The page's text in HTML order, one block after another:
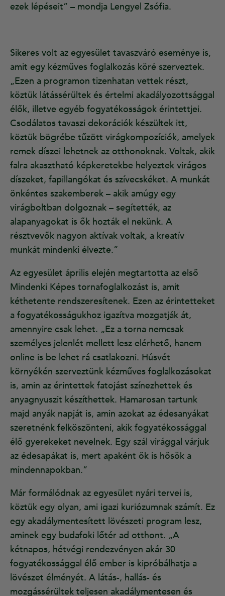
ezek lépéseit” – mondja Lengyel Zsófia.
Sikeres volt az egyesület tavaszváró eseménye is,
amit egy kézműves foglalkozás köré szerveztek.
„Ezen a programon tizenhatan vettek részt,
köztük látássérültek és értelmi akadályozottsággal
élők, illetve egyéb fogyatékosságok érintettjei.
Csodálatos tavaszi dekorációk készültek itt,
köztük bögrébe tűzött virágkompozíciók, amelyek
remek díszei lehetnek az otthonoknak. Voltak, akik
falra akasztható képkeretekbe helyeztek virágos
díszeket, fapillangókat és szívecskéket. A munkát
önkéntes szakemberek – akik amúgy egy
virágboltban dolgoznak – segítették, az
alapanyagokat is ők hozták el nekünk. A
résztvevők nagyon aktívak voltak, a kreatív
munkát mindenki élvezte.”
Az egyesület április elején megtartotta az első
Mindenki Képes tornafoglalkozást is, amit
kéthetente rendszeresítenek. Ezen az érintetteket
a fogyatékosságukhoz igazítva mozgatják át,
amennyire csak lehet. „Ez a torna nemcsak
személyes jelenlét mellett lesz elérhető, hanem
online is be lehet rá csatlakozni. Húsvét
környékén szerveztünk kézműves foglalkozásokat
is, amin az érintettek fatojást színezhettek és
anyagnyuszit készíthettek. Hamarosan tartunk
majd anyák napját is, amin azokat az édesanyákat
szeretnénk felköszönteni, akik fogyatékossággal
élő gyerekeket nevelnek. Egy szál virággal várjuk
az édesapákat is, mert apaként ők is hősök a
mindennapokban.”
Már formálódnak az egyesület nyári tervei is,
köztük egy olyan, ami igazi kuriózumnak számít. Ez
egy akadálymentesített lövészeti program lesz,
aminek egy budafoki lőtér ad otthont. „A
kétnapos, hétvégi rendezvényen akár 30
fogyatékossággal élő ember is kipróbálhatja a
lövészet élményét. A látás-, hallás- és
mozgássérültek teljesen akadálymentesen és